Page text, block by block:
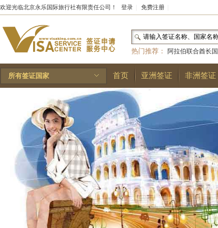
欢迎光临北京永乐国际旅行社有限责任公司！ 登录 免费注册
热门推荐：
阿拉伯联合酋长国
和国|布基纳法索|巴勒斯坦
林王国|安道尔公国|
所有签证国家 首页 亚洲签证 非洲签证